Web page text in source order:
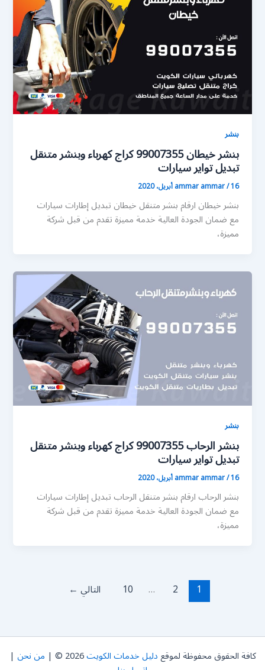
بنشر
بنشر خيطان 99007355 كراج كهرباء وبنشر متنقل
تبديل تواير سيارات
ammar ammar/16 أبريل، 2020
بنشر خيطان ارقام بنشر متنقل خيطان تبديل إطارات سيارات
مع ضمان الجودة العالية خدمة مميزة تقدم من قبل شركة
مميزة،
بنشر
بنشر الرحاب 99007355 كراج كهرباء وبنشر متنقل
تبديل تواير سيارات
ammar ammar/16 أبريل، 2020
بنشر الرحاب ارقام بنشر متنقل الرحاب تبديل إطارات سيارات
مع ضمان الجودة العالية خدمة مميزة تقدم من قبل شركة
مميزة،
1
2
…
10 التالي ←
كافة الحقوق محفوظة لموقعدليل خدمات الكويت2026 © | من نحن |